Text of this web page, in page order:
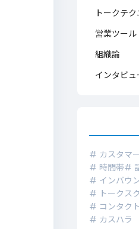
トークテ
営業ツール
組織論
インタビ
# カスタマ
# 時間帯#
# インバウ
# トークス
# コンタク
# カスハラ